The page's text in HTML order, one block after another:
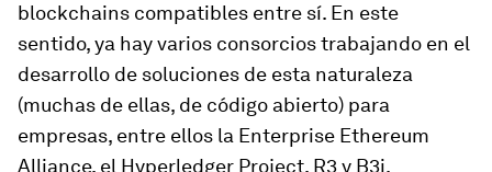
blockchains compatibles entre sí. En este
sentido, ya hay varios consorcios trabajando en el
desarrollo de soluciones de esta naturaleza
(muchas de ellas, de código abierto) para
empresas, entre ellos la Enterprise Ethereum
Alliance, el Hyperledger Project, R3 y B3i.